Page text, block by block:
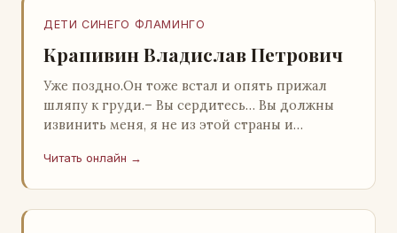
ДЕТИ СИНЕГО ФЛАМИНГО
Крапивин Владислав Петрович
Уже поздно.Он тоже встал и опять прижал
шляпу к груди.– Вы сердитесь… Вы должны
извинить меня, я не из этой страны и
прошу: выс…
Читать онлайн →